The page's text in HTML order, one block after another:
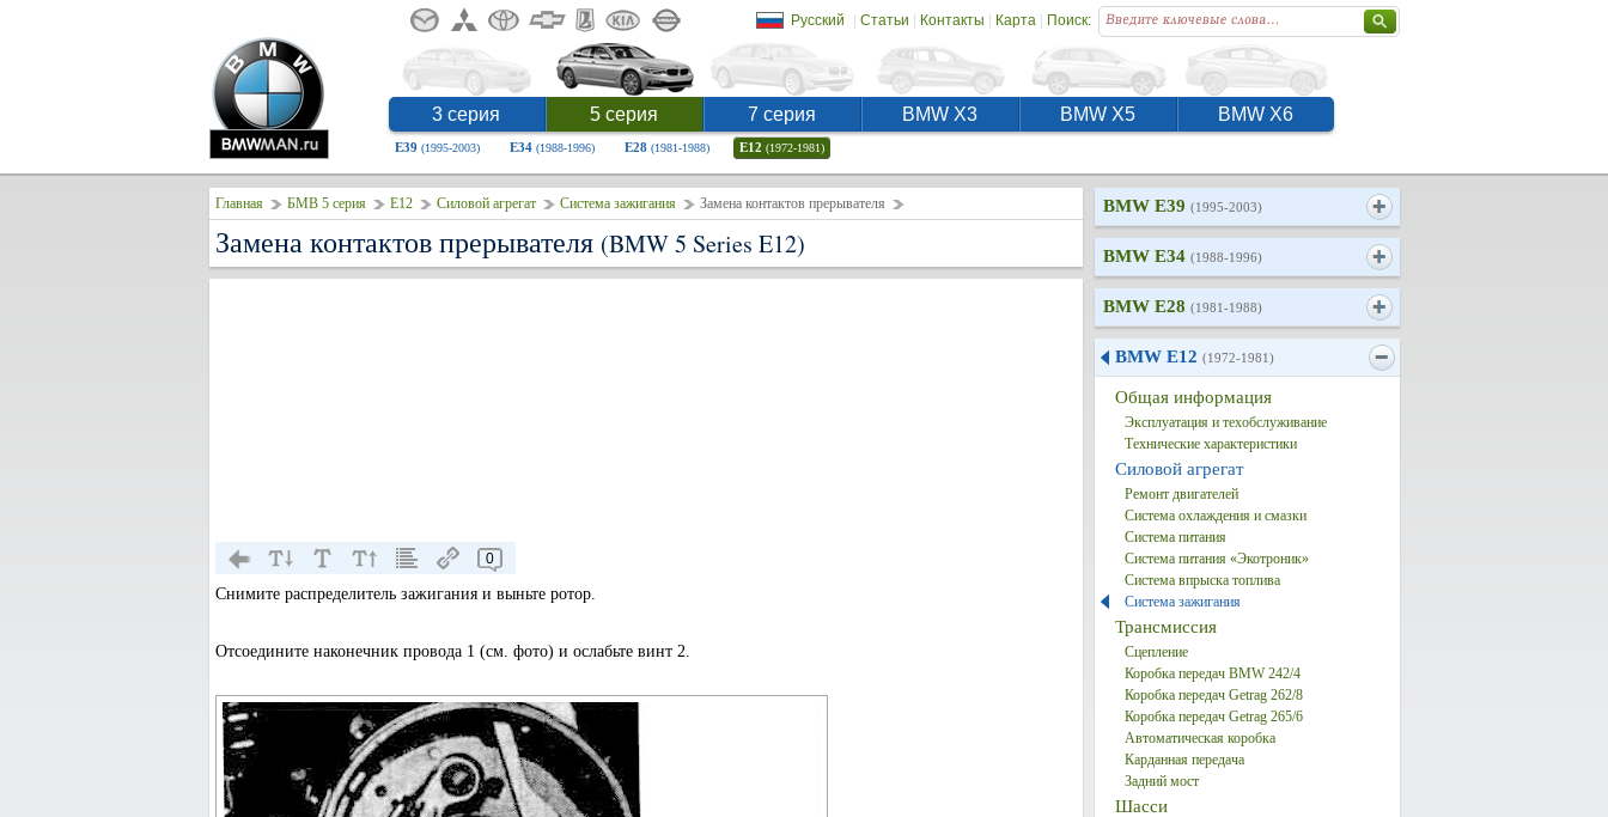
Русский | Статьи | Контакты | Карта| Поиск:
3 серия 5 серия 7 серия BMW X3 BMW X5 BMW X6
E39 (1995-2003) E34 (1988-1996) E28 (1981-1988) E12 (1972-1981)
Главная БМВ 5 серия E12 Силовой агрегат Система зажигания Замена контактов прерывателя
Замена контактов прерывателя (BMW 5 Series E12)
0
Снимите распределитель зажигания и выньте ротор.
Отсоедините наконечник провода 1 (см. фото) и ослабьте винт 2.
BMW E39 (1995-2003)
BMW E34 (1988-1996)
BMW E28 (1981-1988)
BMW E12 (1972-1981)
Общая информация
Эксплуатация и техобслуживание
Технические характеристики
Силовой агрегат
Ремонт двигателей
Система охлаждения и смазки
Система питания
Система питания «Экотроник»
Система впрыска топлива
Система зажигания
Трансмиссия
Сцепление
Коробка передач BMW 242/4
Коробка передач Getrag 262/8
Коробка передач Getrag 265/6
Автоматическая коробка
Карданная передача
Задний мост
Шасси